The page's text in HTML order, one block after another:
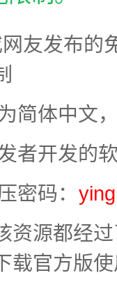
友发布的
简体中文
者开发的
密码：
资源都经
载官方版